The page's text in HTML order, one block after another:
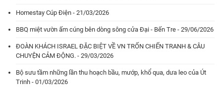
Homestay Cúp Điện - 21/03/2026
BBQ miệt vườn ấm cúng bên dòng sông cửa Đại - Bến Tre - 29/06/2026
ĐOÀN KHÁCH ISRAEL ĐẶC BIỆT VỀ VN TRỐN CHIẾN TRANH & CÂU
CHUYỆN CẢM ĐỘNG. - 29/03/2026
Bộ sưu tầm những lần thu hoạch bầu, mướp, khổ qua, dưa leo của Út
Trinh - 01/03/2026